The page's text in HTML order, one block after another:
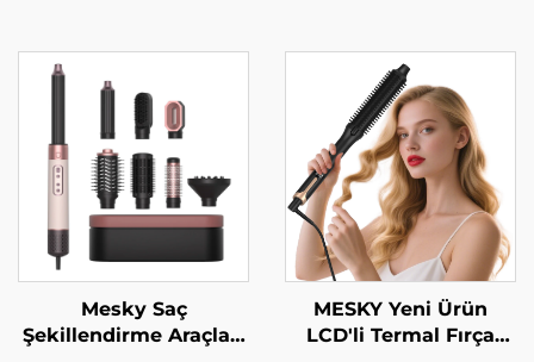
Mesky Saç
Şekillendirme Araçları
MESKY Yeni Ürün
LCD'li Termal Fırça